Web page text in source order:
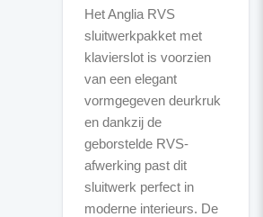
Het Anglia RVS
sluitwerkpakket met
klavierslot is voorzien
van een elegant
vormgegeven deurkruk
en dankzij de
geborstelde RVS-
afwerking past dit
sluitwerk perfect in
moderne interieurs. De